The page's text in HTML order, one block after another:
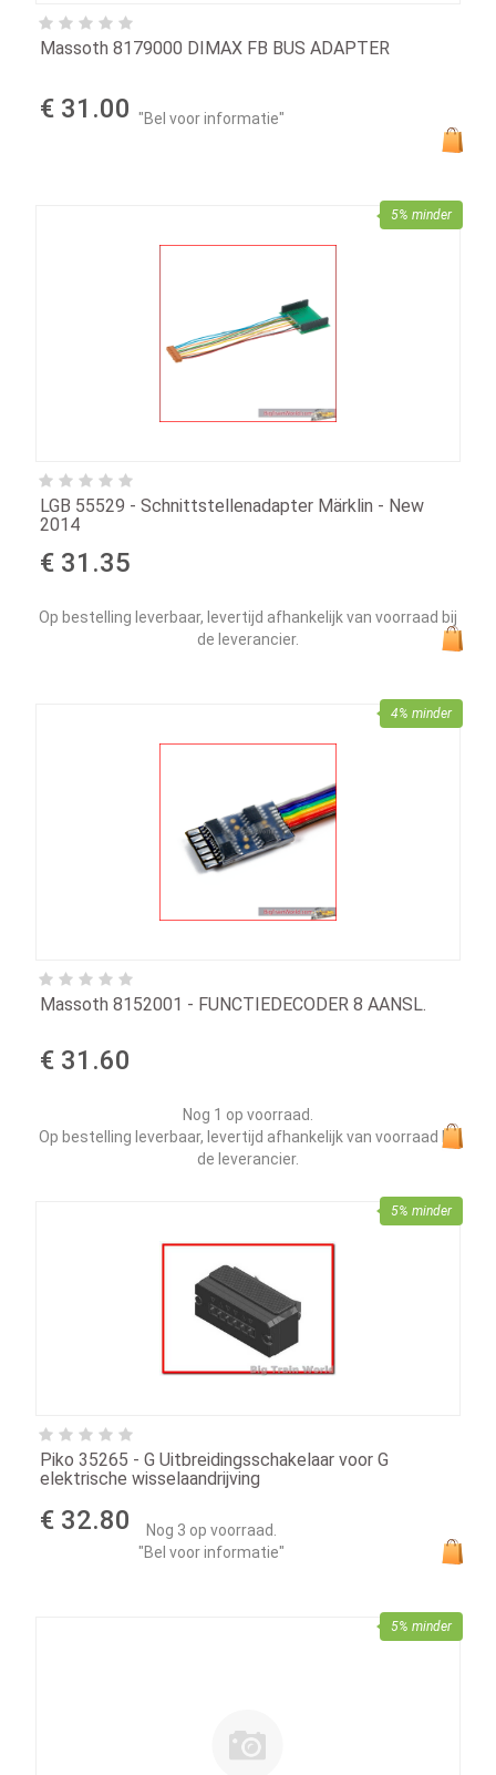
Massoth 8179000 DIMAX FB BUS ADAPTER
€ 31.00 "Bel voor informatie"
LGB 55529 - Schnittstellenadapter Märklin - New
2014
€ 31.35
Op bestelling leverbaar, levertijd afhankelijk van voorraad bij
de leverancier.
5% minder
Massoth 8152001 - FUNCTIEDECODER 8 AANSL.
€ 31.60
Nog 1 op voorraad.
Op bestelling leverbaar, levertijd afhankelijk van voorraad bij
de leverancier.
4% minder
Piko 35265 - G Uitbreidingsschakelaar voor G
elektrische wisselaandrijving
€ 32.80
Nog 3 op voorraad.
"Bel voor informatie"
5% minder
5% minder